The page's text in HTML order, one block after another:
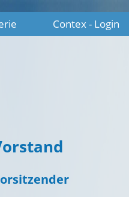
Contex - Login